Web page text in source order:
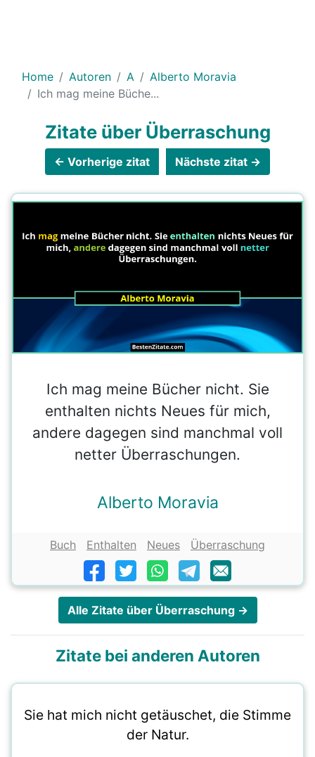
Home Autoren A
Alberto Moravia
Ich mag meine Büche...
Zitate über Überraschung
← Vorherige zitat Nächste zitat →
Ich mag meine Bücher nicht. Sie
enthalten nichts Neues für mich,
andere dagegen sind manchmal voll
netter Überraschungen.
Alberto Moravia
Buch Enthalten Neues Überraschung
Alle Zitate über Überraschung →
Zitate bei anderen Autoren
Sie hat mich nicht getäuschet, die Stimme
der Natur.